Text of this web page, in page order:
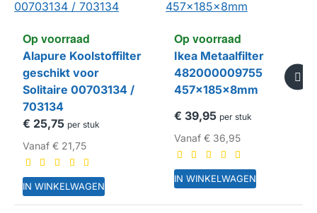
Op voorraad
Alapure Koolstoffilter
geschikt voor
Solitaire 00703134 /
703134
€ 25,75 per stuk
Vanaf € 21,75
IN WINKELWAGEN
Op voorraad
Ikea Metaalfilter
482000009755
457x185x8mm
€ 39,95 per stuk
Vanaf€ 36,95
IN WINKELWAGEN